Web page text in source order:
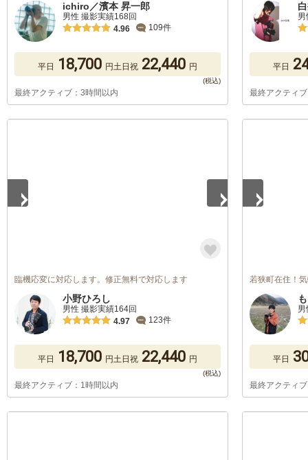
ichiro／濱本 昇一郎
男性 撮影実績168回
4.96
109件
平日 18,700 円土日祝 22,440 円
最終アクティブ：3時間以内
平日
最終アクティ
臨機応変に対応します。修正無料で対応します
小野ひろし
男性 撮影実績164回
4.97
123件
平日 18,700 円土日祝 22,440 円
最終アクティブ：1時間以内
若狭町在住！
平日
最終アクティ